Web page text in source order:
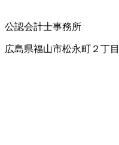
公認会計士事務所
広島県福山市松永町２丁